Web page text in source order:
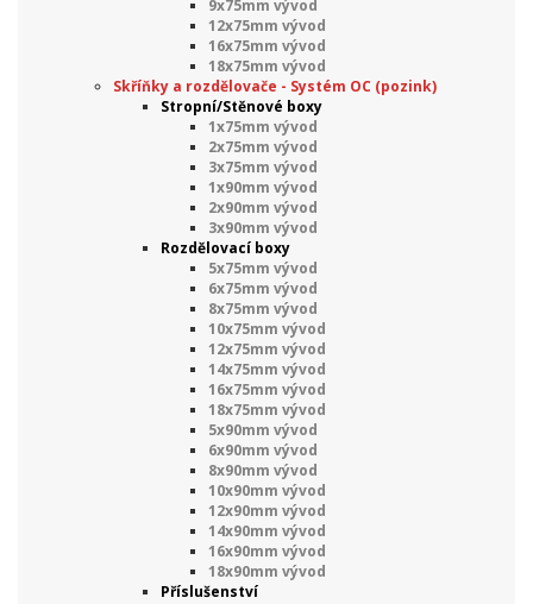
9x75mm vývod
12x75mm vývod
16x75mm vývod
18x75mm vývod
Skříňky a rozdělovače - Systém OC (pozink)
Stropní/Stěnové boxy
1x75mm vývod
2x75mm vývod
3x75mm vývod
1x90mm vývod
2x90mm vývod
3x90mm vývod
Rozdělovací boxy
5x75mm vývod
6x75mm vývod
8x75mm vývod
10x75mm vývod
12x75mm vývod
14x75mm vývod
16x75mm vývod
18x75mm vývod
5x90mm vývod
6x90mm vývod
8x90mm vývod
10x90mm vývod
12x90mm vývod
14x90mm vývod
16x90mm vývod
18x90mm vývod
Příslušenství